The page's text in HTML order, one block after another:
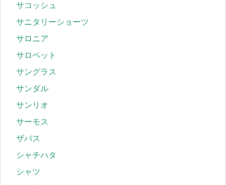
サコッシュ
サニタリーショーツ
サロニア
サロペット
サングラス
サンダル
サンリオ
サーモス
ザバス
シャチハタ
シャツ